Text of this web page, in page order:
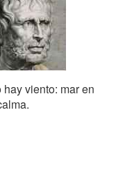
viento: mar en